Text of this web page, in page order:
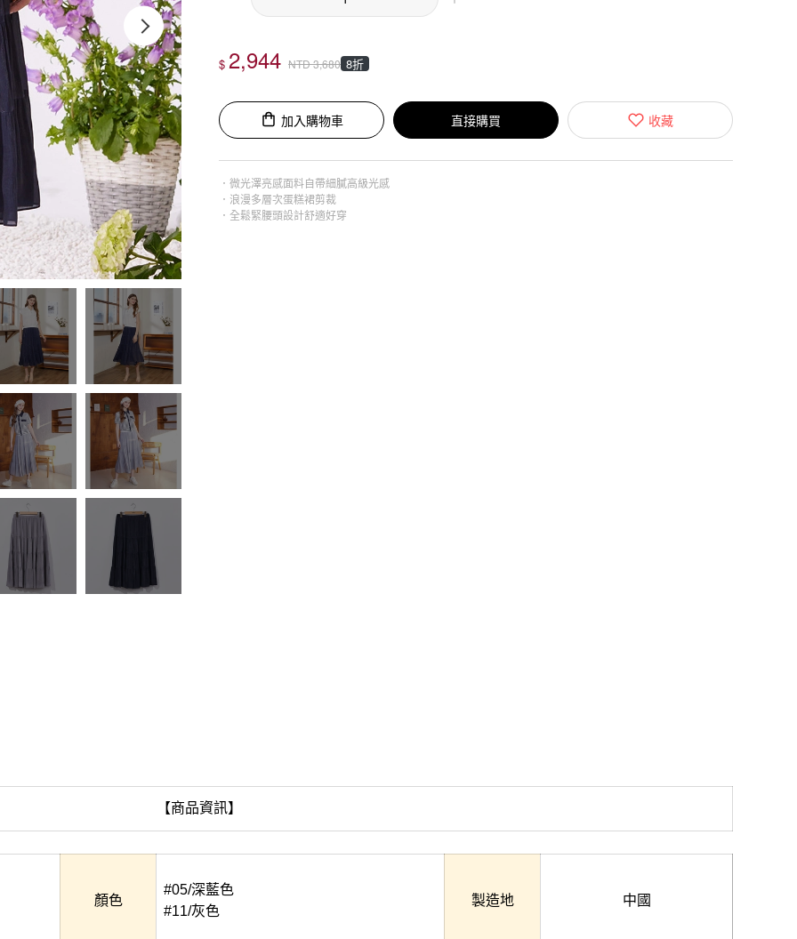
$ 2,944 NTD3,680 8折
加入購物車 直接購買 收藏
．微光澤亮感面料自帶細膩高級光感
．浪漫多層次蛋糕裙剪裁
．全鬆緊腰頭設計舒適好穿
【商品資訊】
顏色
#05/深藍色
#11/灰色
製造地 中國